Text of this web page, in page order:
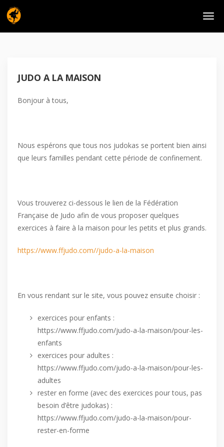
JUDO A LA MAISON
Bonjour à tous,
Nous espérons que tous nos judokas se portent bien ainsi
que leurs familles pendant cette période de confinement.
Vous trouverez ci-dessous le lien de la Fédération
Française de Judo afin de vous proposer quelques
exercices à faire à la maison pour les petits et plus grands.
https://www.ffjudo.com//judo-a-la-maison
En vous rendant sur le site, vous pouvez ensuite choisir :
exercices pour enfants :
https://www.ffjudo.com/judo-a-la-maison/pour-les-
enfants
exercices pour adultes :
https://www.ffjudo.com/judo-a-la-maison/pour-les-
adultes
rester en forme (avec des exercices pour tous, pas
besoin d’être judokas) :
https://www.ffjudo.com/judo-a-la-maison/pour-
rester-en-forme